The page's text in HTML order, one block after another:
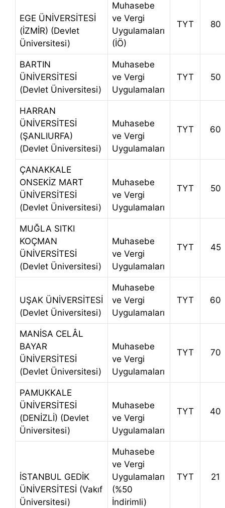
EGE ÜNİVERSİTESİ
(İZMİR) (Devlet
Üniversitesi)
Muhasebe
ve Vergi
Uygulamaları
(İÖ)
TYT 80
BARTIN
ÜNİVERSİTESİ
(Devlet Üniversitesi)
Muhasebe
ve Vergi
Uygulamaları
TYT 50
HARRAN
ÜNİVERSİTESİ
(ŞANLIURFA)
(Devlet Üniversitesi)
Muhasebe
ve Vergi
Uygulamaları
TYT 60
ÇANAKKALE
ONSEKİZ MART
ÜNİVERSİTESİ
(Devlet Üniversitesi)
Muhasebe
ve Vergi
Uygulamaları
TYT 50
MUĞLA SITKI
KOÇMAN
ÜNİVERSİTESİ
(Devlet Üniversitesi)
Muhasebe
ve Vergi
Uygulamaları
TYT 45
UŞAK ÜNİVERSİTESİ
(Devlet Üniversitesi)
Muhasebe
ve Vergi
Uygulamaları
TYT 60
MANİSA CELÂL
BAYAR
ÜNİVERSİTESİ
(Devlet Üniversitesi)
Muhasebe
ve Vergi
Uygulamaları
TYT 70
PAMUKKALE
ÜNİVERSİTESİ
(DENİZLİ) (Devlet
Üniversitesi)
Muhasebe
ve Vergi
Uygulamaları
TYT 40
İSTANBUL GEDİK
ÜNİVERSİTESİ (Vakıf
Üniversitesi)
Muhasebe
ve Vergi
Uygulamaları
(%50
İndirimli)
TYT 21